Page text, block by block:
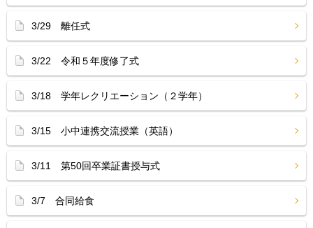
3/29 離任式
3/22 令和５年度修了式
3/18 学年レクリエーション（２学年）
3/15 小中連携交流授業（英語）
3/11 第50回卒業証書授与式
3/7 合同給食